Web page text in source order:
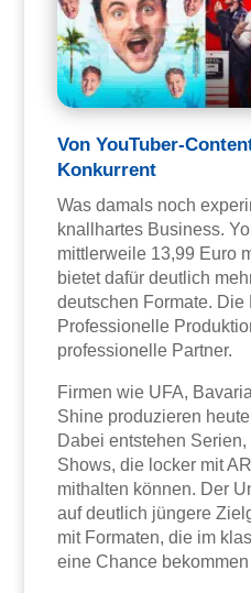
Von YouTuber-
Konkurrent
Was damals noch
knallhartes Business.
mittlerweile 13,99 Euro
bietet dafür deutlich
deutschen Formate. Die
Professionelle
professionelle Partner.
Firmen wie UFA,
Shine produzieren
Dabei entstehen
Shows, die locker mit
mithalten können. Der
auf deutlich jüngere
mit Formaten, die im
eine Chance bekommen